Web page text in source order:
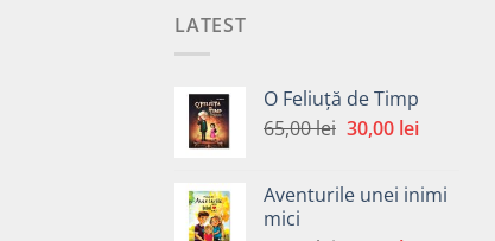
LATEST
O Feliuță de Timp
65,00lei Prețul
fost:
30,00 leiPrețul
30,00 lei.
Aventurile unei inimi
mici